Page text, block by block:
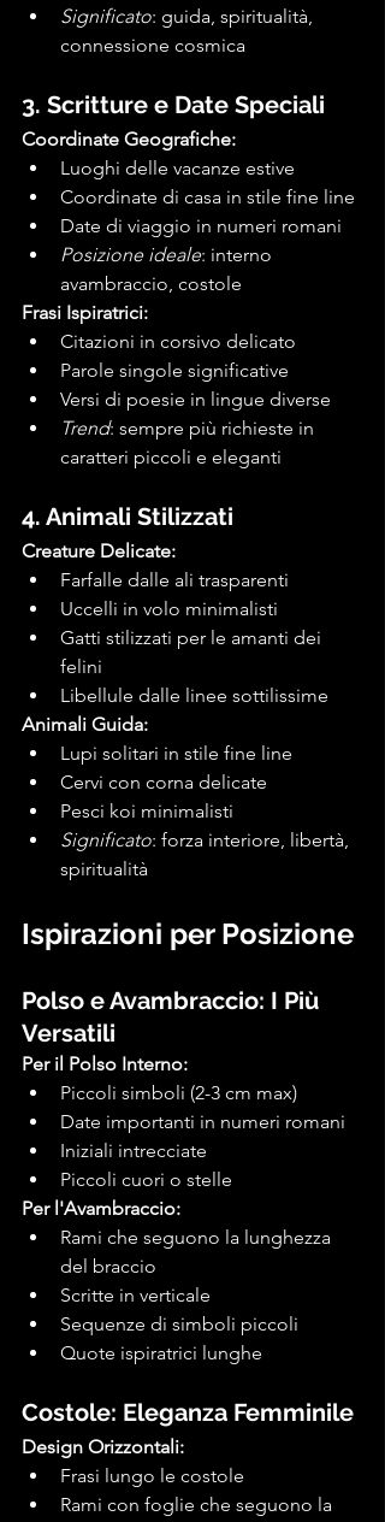
Significato: guida, spiritualità,
connessione cosmica
3. Scritture e Date Speciali
Coordinate Geografiche:
Luoghi delle vacanze estive
Coordinate di casa in stile fine line
Date di viaggio in numeri romani
Posizione ideale: interno
avambraccio, costole
Frasi Ispiratrici:
Citazioni in corsivo delicato
Parole singole significative
Versi di poesie in lingue diverse
Trend: sempre più richieste in
caratteri piccoli e eleganti
4. Animali Stilizzati
Creature Delicate:
Farfalle dalle ali trasparenti
Uccelli in volo minimalisti
Gatti stilizzati per le amanti dei
felini
Libellule dalle linee sottilissime
Animali Guida:
Lupi solitari in stile fine line
Cervi con corna delicate
Pesci koi minimalisti
Significato: forza interiore, libertà,
spiritualità
Ispirazioni per Posizione
Polso e Avambraccio: I Più
Versatili
Per il Polso Interno:
Piccoli simboli (2-3 cm max)
Date importanti in numeri romani
Iniziali intrecciate
Piccoli cuori o stelle
Per l'Avambraccio:
Rami che seguono la lunghezza
del braccio
Scritte in verticale
Sequenze di simboli piccoli
Quote ispiratrici lunghe
Costole: Eleganza Femminile
Design Orizzontali:
Frasi lungo le costole
Rami con foglie che seguono la